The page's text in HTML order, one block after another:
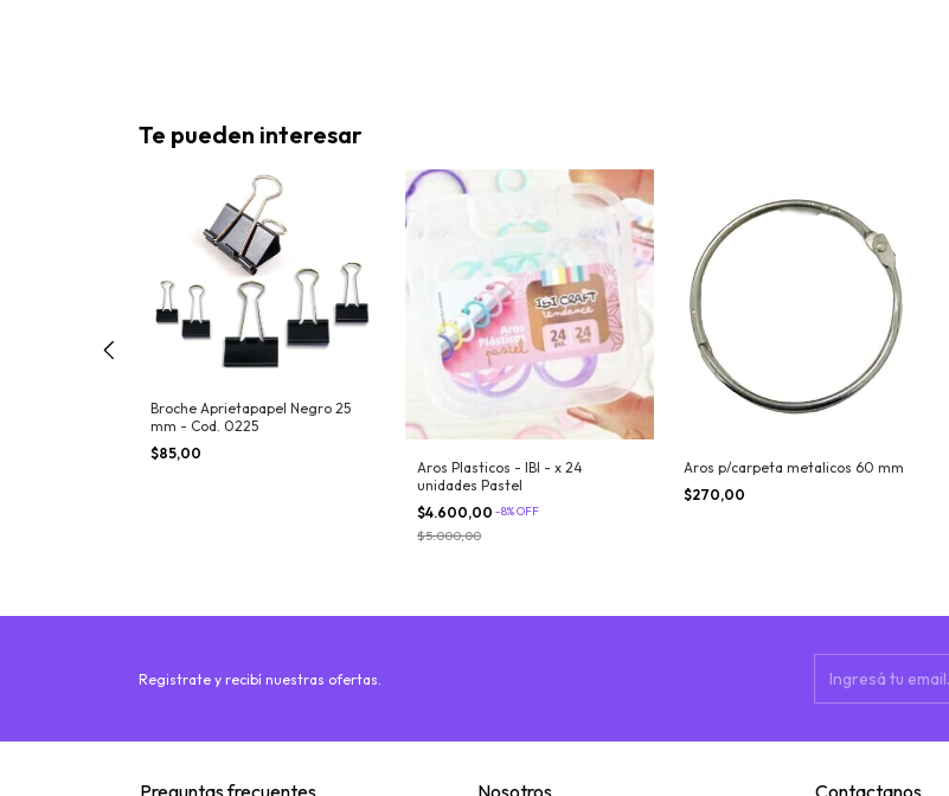
Te pueden interesar
Broche Aprietapapel Negro 25
mm - Cod. 0225
$85,00
Aros Plasticos - IBI - x 24
unidades Pastel
$4.600,00 -8%OFF
$5.000,00
Aros p/carpeta metalicos 60 mm
$270,00
Registrate y recibí nuestras ofertas.